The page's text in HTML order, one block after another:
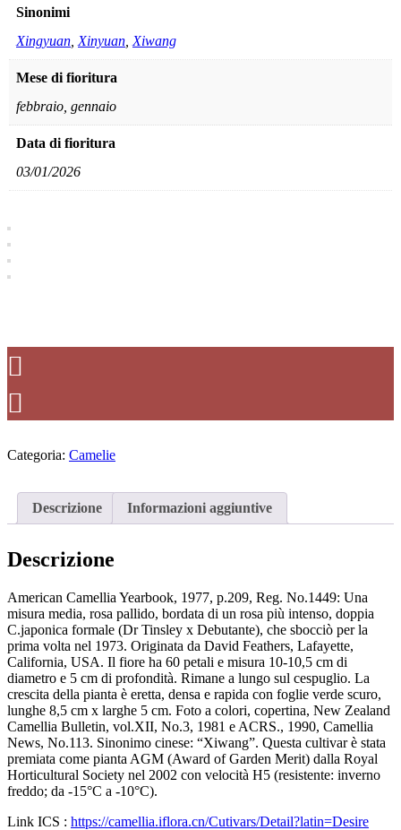
Sinonimi
Xingyuan Xinyuan Xiwang
Mese di fioritura
febbraio, gennaio
Data di fioritura
03/01/2026
Categoria: Camelie
Descrizione Informazioni aggiuntive
Descrizione
American Camellia Yearbook, 1977, p.209, Reg. No.1449: Una
misura media, rosa pallido, bordata di un rosa più intenso, doppia
C.japonica formale (Dr Tinsley x Debutante), che sbocciò per la
prima volta nel 1973. Originata da David Feathers, Lafayette,
California, USA. Il fiore ha 60 petali e misura 10-10,5 cm di
diametro e 5 cm di profondità. Rimane a lungo sul cespuglio. La
crescita della pianta è eretta, densa e rapida con foglie verde scuro,
lunghe 8,5 cm x larghe 5 cm. Foto a colori, copertina, New Zealand
Camellia Bulletin, vol.XII, No.3, 1981 e ACRS., 1990, Camellia
News, No.113. Sinonimo cinese: “Xiwang”. Questa cultivar è stata
premiata come pianta AGM (Award of Garden Merit) dalla Royal
Horticultural Society nel 2002 con velocità H5 (resistente: inverno
freddo; da -15°C a -10°C).
Link ICS : https://camellia.iflora.cn/Cutivars/Detail?latin=Desire